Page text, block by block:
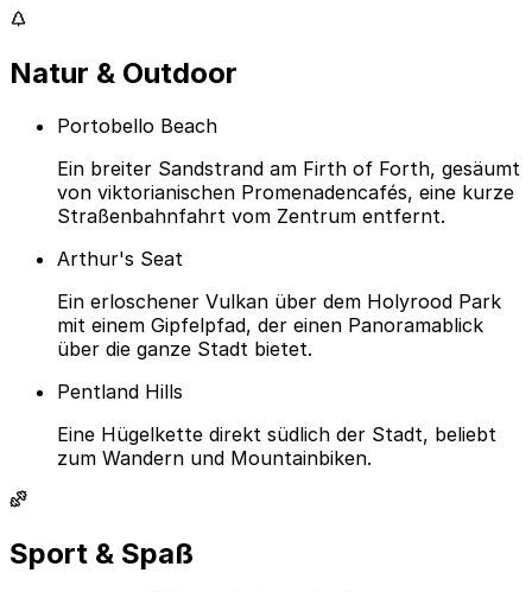
Natur & Outdoor
Portobello Beach
Ein breiter Sandstrand am Firth of Forth, gesäumt
von viktorianischen Promenadencafés, eine kurze
Straßenbahnfahrt vom Zentrum entfernt.
Arthur's Seat
Ein erloschener Vulkan über dem Holyrood Park
mit einem Gipfelpfad, der einen Panoramablick
über die ganze Stadt bietet.
Pentland Hills
Eine Hügelkette direkt südlich der Stadt, beliebt
zum Wandern und Mountainbiken.
Sport & Spaß